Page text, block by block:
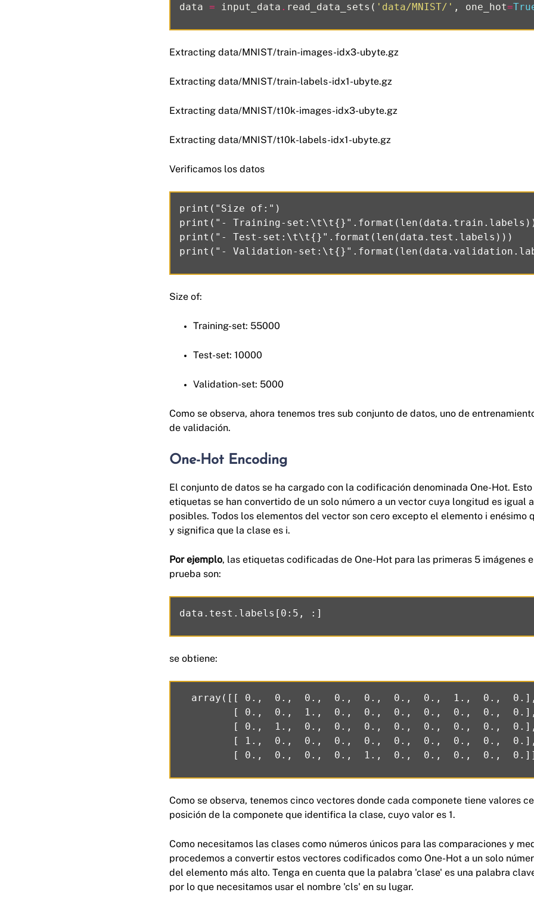
data = input_data . read_data_sets ( 'data/MNIST/' , one_hot=
Extracting data/MNIST/train-images-idx3-ubyte.gz
Extracting data/MNIST/train-labels-idx1-ubyte.gz
Extracting data/MNIST/t10k-images-idx3-ubyte.gz
Extracting data/MNIST/t10k-labels-idx1-ubyte.gz
Verificamos los datos
print("Size of:")
print("- Training-
print("- Test-set:\t\t{}".format(len(data.test.labels)))
Size of:
Training-set: 55000
Test-set: 10000
Validation-set: 5000
Como se observa, ahora tenemos tres sub conjunto de datos, uno de
de validación.
One-Hot Encoding
El conjunto de datos se ha cargado con la codificación denominada One-Hot.
etiquetas se han convertido de un solo número a un vector cuya longitud es igual
posibles. Todos los elementos del vector son cero excepto el elemento i enésimo
y significa que la clase es i.
Por ejemplo, las etiquetas codificadas de One-Hot para las primeras 5 imágenes
prueba son:
se obtiene:
array([[ 0.,  0.,  0.,  0.,  0.,  0.,  0.,  1.,  0.,
[ 0.,  0.,  1.,  0.,  0.,  0.,  0.,  0.,  0.,
[ 0.,  1.,  0.,  0.,  0.,  0.,  0.,  0.,  0.,
[ 1.,  0.,  0.,  0.,  0.,  0.,  0.,  0.,  0.,
Como se observa, tenemos cinco vectores donde cada componete tiene valores
posición de la componete que identifica la clase, cuyo valor es 1.
Como necesitamos las clases como números únicos para las comparaciones y
procedemos a convertir estos vectores codificados como One-Hot a un solo
del elemento más alto. Tenga en cuenta que la palabra 'clase' es una palabra
por lo que necesitamos usar el nombre 'cls' en su lugar.